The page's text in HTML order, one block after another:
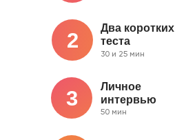
Два коротких
теста
30 и 25 мин
Личное
интервью
50 мин
3
2